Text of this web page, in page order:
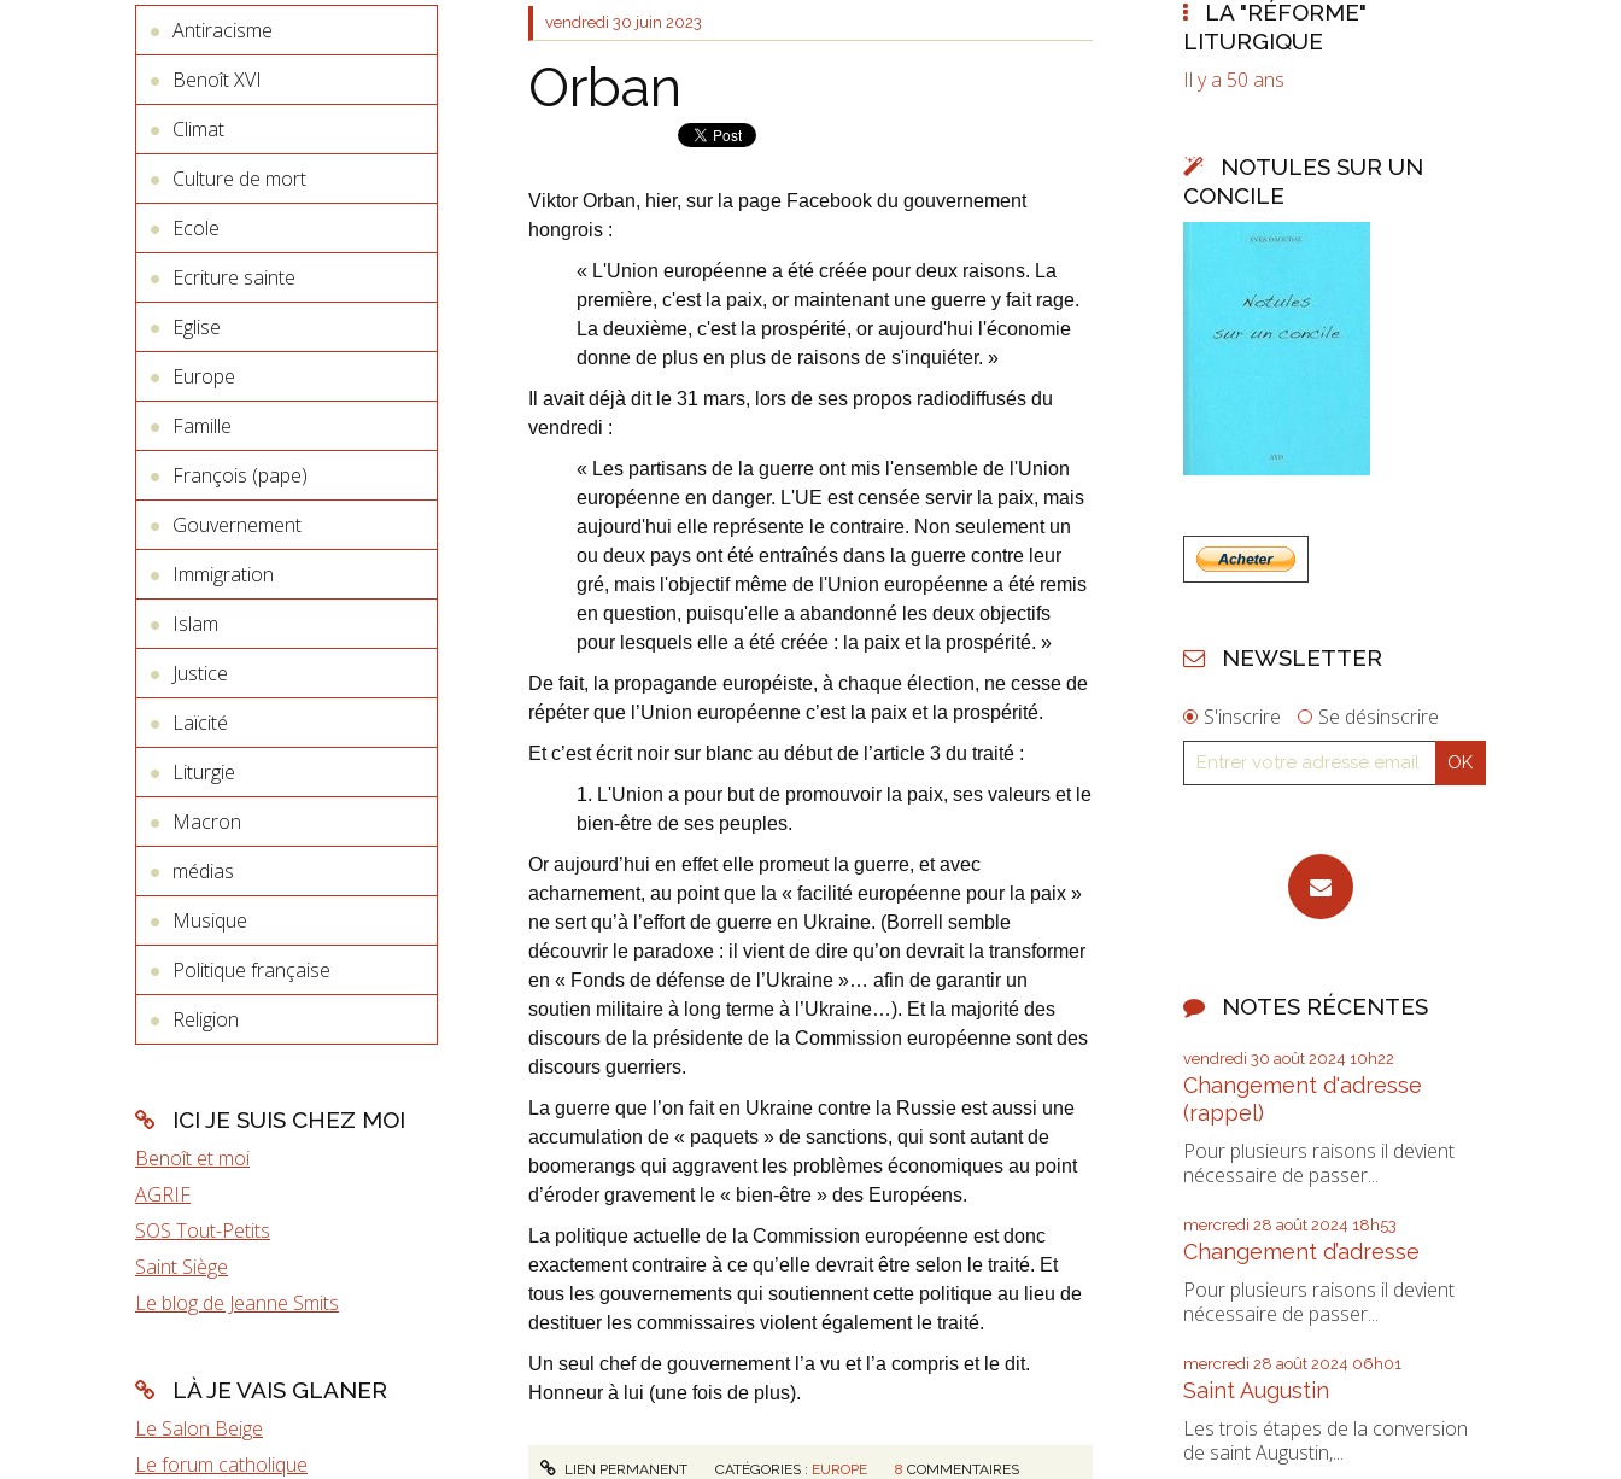
Antiracisme
Benoît XVI
Climat
Culture de mort
Ecole
Ecriture sainte
Eglise
Europe
Famille
François (pape)
Gouvernement
Immigration
Islam
Justice
Laïcité
Liturgie
Macron
médias
Musique
Politique française
Religion
ICI JE SUIS CHEZ MOI
Benoît et moi
AGRIF
SOS Tout-Petits
Saint Siège
Le blog de Jeanne Smits
LÀ JE VAIS GLANER
Le Salon Beige
Le forum catholique
vendredi 30 juin 2023
Orban
Viktor Orban, hier, sur la page Facebook du gouvernement
hongrois :
« L'Union européenne a été créée pour deux raisons. La
première, c'est la paix, or maintenant une guerre y fait rage.
La deuxième, c'est la prospérité, or aujourd'hui l'économie
donne de plus en plus de raisons de s'inquiéter. »
Il avait déjà dit le 31 mars, lors de ses propos radiodiffusés du
vendredi :
« Les partisans de la guerre ont mis l'ensemble de l'Union
européenne en danger. L'UE est censée servir la paix, mais
aujourd'hui elle représente le contraire. Non seulement un
ou deux pays ont été entraînés dans la guerre contre leur
gré, mais l'objectif même de l'Union européenne a été remis
en question, puisqu'elle a abandonné les deux objectifs
pour lesquels elle a été créée : la paix et la prospérité. »
De fait, la propagande européiste, à chaque élection, ne cesse de
répéter que l’Union européenne c’est la paix et la prospérité.
Et c’est écrit noir sur blanc au début de l’article 3 du traité :
1. L'Union a pour but de promouvoir la paix, ses valeurs et le
bien-être de ses peuples.
Or aujourd’hui en effet elle promeut la guerre, et avec
acharnement, au point que la « facilité européenne pour la paix »
ne sert qu’à l’effort de guerre en Ukraine. (Borrell semble
découvrir le paradoxe : il vient de dire qu’on devrait la transformer
en « Fonds de défense de l’Ukraine »… afin de garantir un
soutien militaire à long terme à l’Ukraine…). Et la majorité des
discours de la présidente de la Commission européenne sont des
discours guerriers.
La guerre que l’on fait en Ukraine contre la Russie est aussi une
accumulation de « paquets » de sanctions, qui sont autant de
boomerangs qui aggravent les problèmes économiques au point
d’éroder gravement le « bien-être » des Européens.
La politique actuelle de la Commission européenne est donc
exactement contraire à ce qu’elle devrait être selon le traité. Et
tous les gouvernements qui soutiennent cette politique au lieu de
destituer les commissaires violent également le traité.
Un seul chef de gouvernement l’a vu et l’a compris et le dit.
Honneur à lui (une fois de plus).
LIEN PERMANENT CATÉGORIES : EUROPE 8 COMMENTAIRES
LA "RÉFORME"
LITURGIQUE
Il y a 50 ans
NOTULES SUR UN
CONCILE
NEWSLETTER
S'inscrire Se désinscrire
NOTES RÉCENTES
vendredi 30 août 2024 10h22
Changement d'adresse
(rappel)
Pour plusieurs raisons il devient
nécessaire de passer...
mercredi 28 août 2024 18h53
Changement d’adresse
Pour plusieurs raisons il devient
nécessaire de passer...
mercredi 28 août 2024 06h01
Saint Augustin
Les trois étapes de la conversion
de saint Augustin,...